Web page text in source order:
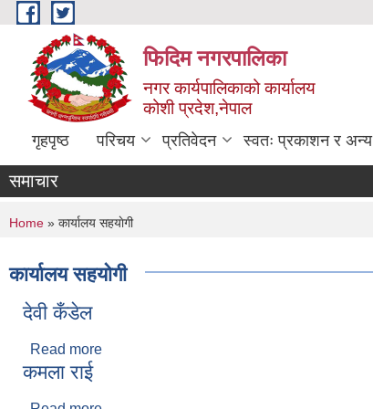
Skip to main content
फिदिम नगरपालिका
नगर कार्यपालिकाको कार्यालय
कोशी प्रदेश,नेपाल
गृहपृष्ठ परिचय प्रतिवेदन स्वतः प्रकाशन र अन्य
समाचार
You are here
Home » कार्यालय सहयाेगी
कार्यालय सहयाेगी
देवी कँडेल
Read more
कमला राई